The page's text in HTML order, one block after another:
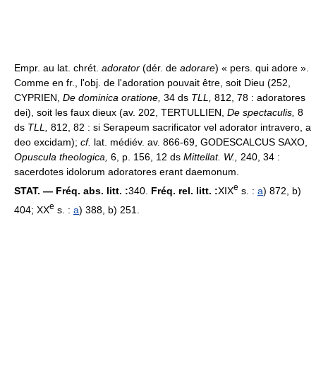
Empr. au lat. chrét. adorator (dér. de adorare) « pers. qui adore ».
Comme en fr., l'obj. de l'adoration pouvait être, soit Dieu (252,
CYPRIEN, De dominica oratione, 34 ds TLL,
812, 78 : adoratores
dei), soit les faux dieux (av. 202, TERTULLIEN, De spectaculis, 8
ds TLL, 812, 82 : si Serapeum sacrificator vel adorator intravero, a
deo excidam); cf. lat. médiév. av. 866-69, GODESCALCUS SAXO,
Opuscula theologica, 6, p. 156, 12 ds Mittellat. W.,
240, 34 :
sacerdotes idolorum adoratores erant daemonum.
STAT. — Fréq. abs. litt. :340. Fréq. rel. litt. :XIXe s. : a) 872, b)
404; XXe s. : a) 388, b) 251.